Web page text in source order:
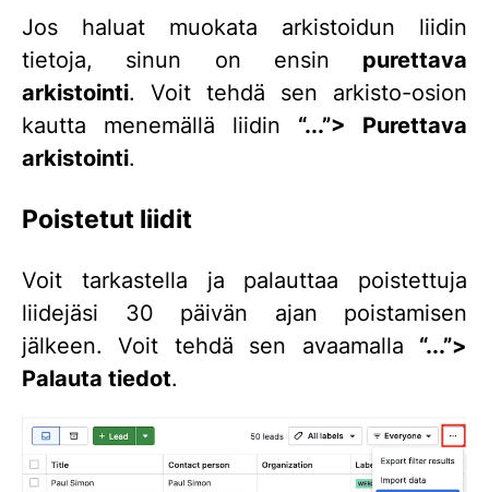
Jos haluat muokata arkistoidun liidin
tietoja, sinun on ensin purettava
arkistointi. Voit tehdä sen arkisto-osion
kautta menemällä liidin “...”> Purettava
arkistointi.
Poistetut liidit
Voit tarkastella ja palauttaa poistettuja
liidejäsi 30 päivän ajan poistamisen
jälkeen. Voit tehdä sen avaamalla “...”>
Palauta tiedot.